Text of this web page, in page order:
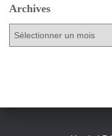
Archives
e